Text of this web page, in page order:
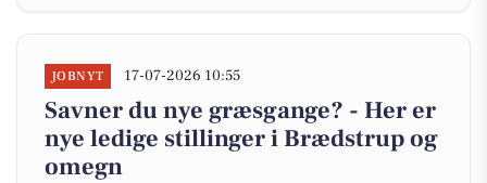
JOBNYT 17-07-2026 10:55
Savner du nye græsgange? - Her er
nye ledige stillinger i Brædstrup og
omegn